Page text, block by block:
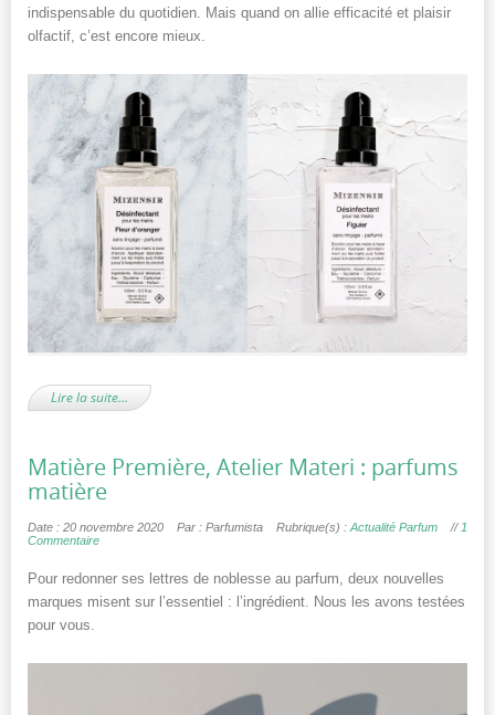
indispensable du quotidien. Mais quand on allie efficacité et plaisir
olfactif, c’est encore mieux.
Lire la suite…
Matière Première, Atelier Materi : parfums
matière
Date : 20 novembre 2020 Par : Parfumista Rubrique(s) : Actualité Parfum // 1
Commentaire
Pour redonner ses lettres de noblesse au parfum, deux nouvelles
marques misent sur l’essentiel : l’ingrédient. Nous les avons testées
pour vous.